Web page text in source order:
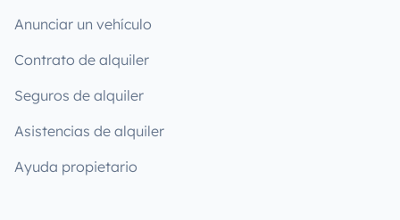
Anunciar un vehículo
Contrato de alquiler
Seguros de alquiler
Asistencias de alquiler
Ayuda propietario